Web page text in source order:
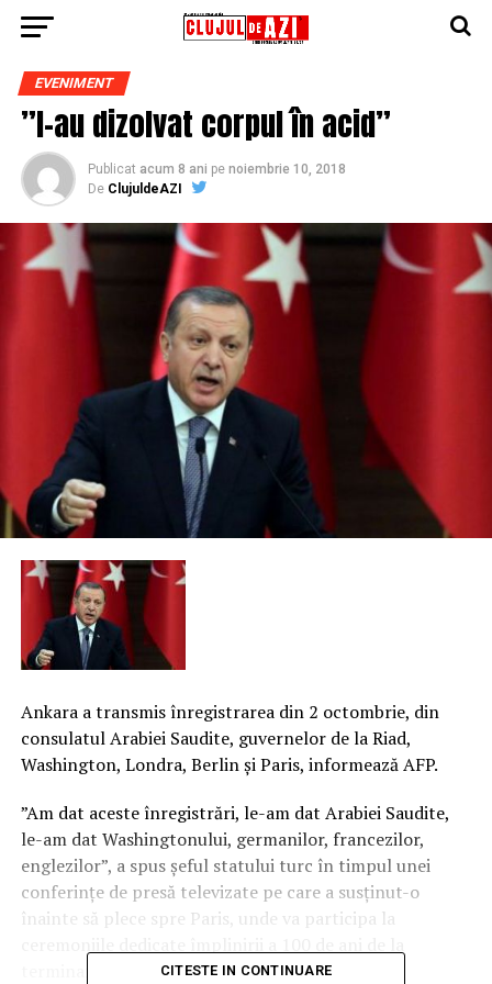
EVENIMENT
”I-au dizolvat corpul în acid”
Publicat acum 8 ani pe noiembrie 10, 2018
De ClujuldeAZI
Ankara a transmis înregistrarea din 2 octombrie, din
consulatul Arabiei Saudite, guvernelor de la Riad,
Washington, Londra, Berlin şi Paris, informează AFP.
”Am dat aceste înregistrări, le-am dat Arabiei Saudite,
le-am dat Washingtonului, germanilor, francezilor,
englezilor”, a spus şeful statului turc în timpul unei
conferinţe de presă televizate pe care a susţinut-o
înainte să plece spre Paris, unde va participa la
terminarea Primului Război Mondial.
CITESTE IN CONTINUARE